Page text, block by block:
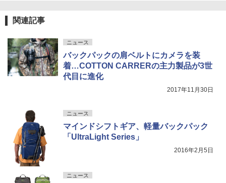
関連記事
ニュース
バックパックの肩ベルトにカメラを装
着…COTTON CARRERの主力製品が3世
代目に進化
2017年11月30日
ニュース
マインドシフトギア、軽量バックパック
「UltraLight Series」
2016年2月5日
ニュース